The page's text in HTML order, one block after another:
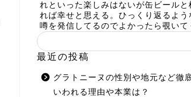
れといった楽しみはないが缶ビールと
れば幸せと思える。ひっくり返るよう
噂を発信してるのでよかったら覗いて
最近の投稿
グラトニーヌの性別や地元など徹
いわれる理由や本業は？